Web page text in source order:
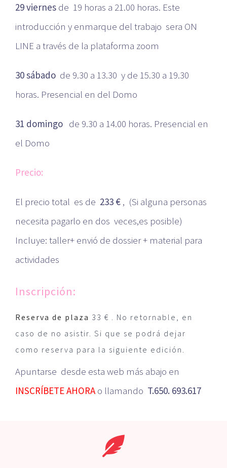
29 viernesde 19 horas a 21.00 horas. Este
introducción y enmarque del trabajo sera ON
LINE a través de la plataforma zoom
30 sábadode 9.30 a 13.30 y de 15.30 a 19.30
horas. Presencial en del Domo
31 domingode 9.30 a 14.00 horas. Presencial en
el Domo
Precio:
El precio total es de 233 € , (Si alguna personas
necesita pagarlo en dos veces,es posible)
Incluye: taller+ envió de dossier + material para
actividades
Inscripción:
Reserva de plaza 33 € . No retornable, en
caso de no asistir. Si que se podrá dejar
como reserva para la siguiente edición.
Apuntarse desde esta web más abajo en
INSCRÍBETE AHORAo llamando T.650. 693.617